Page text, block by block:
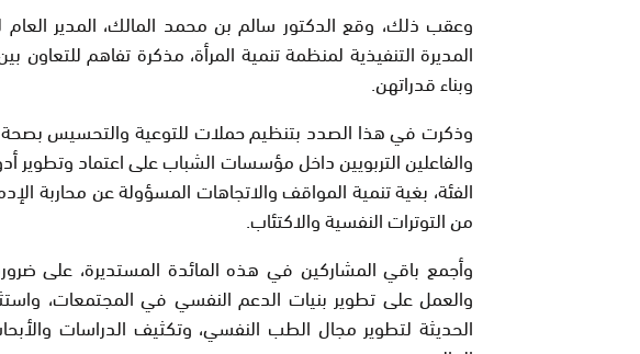
وعقب ذلك، وقع الدكتور سالم بن محمد المالك، المدير العام
المديرة التنفيذية لمنظمة تنمية المرأة، مذكرة تفاهم للتعاون
وبناء قدراتهن.
وذكرت في هذا الصدد بتنظيم حملات للتوعية والتحسيس
والفاعلين التربويين داخل مؤسسات الشباب على اعتماد
الفئة، بغية تنمية المواقف والاتجاهات المسؤولة عن محاربة
من التوترات النفسية والاكتئاب.
وأجمع باقي المشاركين في هذه المائدة المستديرة، على
والعمل على تطوير بنيات الدعم النفسي في المجتمعات،
الحديثة لتطوير مجال الطب النفسي، وتكثيف الدراسات